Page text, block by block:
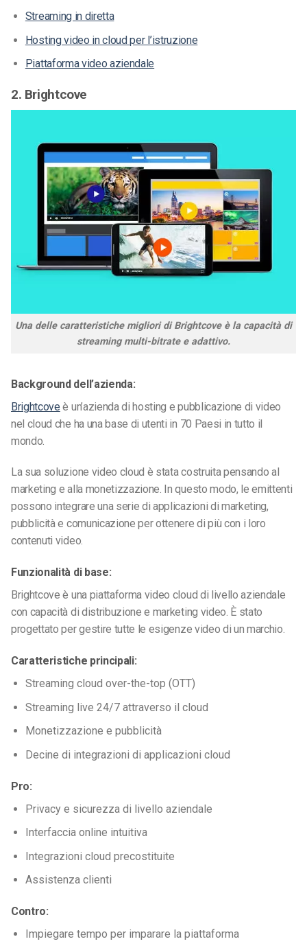
Streaming in diretta
Hosting video in cloud per l’istruzione
Piattaforma video aziendale
2. Brightcove
Una delle caratteristiche migliori di Brightcove è la capacità di
streaming multi-bitrate e adattivo.
Background dell’azienda:
Brightcove è un’azienda di hosting e pubblicazione di video
nel cloud che ha una base di utenti in 70 Paesi in tutto il
mondo.
La sua soluzione video cloud è stata costruita pensando al
marketing e alla monetizzazione. In questo modo, le emittenti
possono integrare una serie di applicazioni di marketing,
pubblicità e comunicazione per ottenere di più con i loro
contenuti video.
Funzionalità di base:
Brightcove è una piattaforma video cloud di livello aziendale
con capacità di distribuzione e marketing video. È stato
progettato per gestire tutte le esigenze video di un marchio.
Caratteristiche principali:
Streaming cloud over-the-top (OTT)
Streaming live 24/7 attraverso il cloud
Monetizzazione e pubblicità
Decine di integrazioni di applicazioni cloud
Pro:
Privacy e sicurezza di livello aziendale
Interfaccia online intuitiva
Integrazioni cloud precostituite
Assistenza clienti
Contro:
Impiegare tempo per imparare la piattaforma